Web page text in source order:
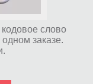
слово
заказе.